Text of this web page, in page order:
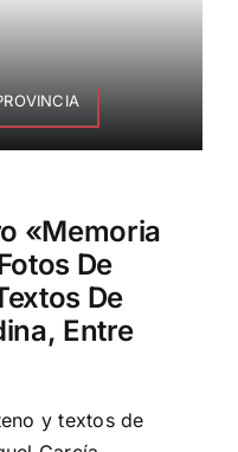
«Memoria
De
De
Entre
y textos de